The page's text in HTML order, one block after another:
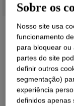
Sobre os
Nosso site usa
funcionamento
para bloquear ou
partes do site
definir outros
segmentação)
experiência
definidos apenas